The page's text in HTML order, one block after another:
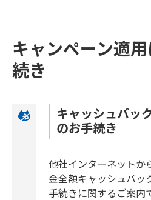
キャンペーン適
続き
キャッシュバッ
のお手続き
他社インターネットか
金全額キャッシュバッ
手続きに関するご案内